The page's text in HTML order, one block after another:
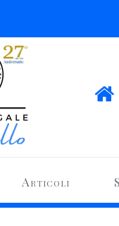
Articoli